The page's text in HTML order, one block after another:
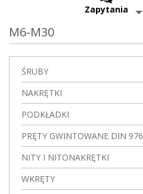
Zapytania
M6-M30
ŚRUBY
NAKRĘTKI
PODKŁADKI
PRĘTY GWINTOWANE DIN 976
NITY I NITONAKRĘTKI
WKRĘTY